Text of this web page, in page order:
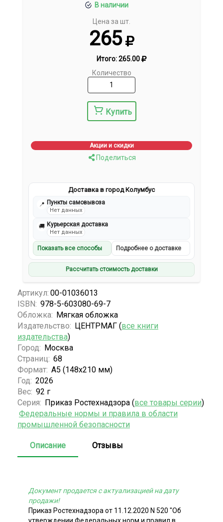
В наличии
Цена за шт.
265
Итого:265.00
Количество
Купить
Акции и скидки
Поделиться
Доставка в город Колумбус
📍 Пункты самовывоза
Нет данных
🚚 Курьерская доставка
Нет данных
Показать все способы Подробнее о доставке
Рассчитать стоимость доставки
Артикул: 00-01036013
ISBN: 978-5-603080-69-7
Обложка: Мягкая обложка
Издательство: ЦЕНТРМАГ (все книги
издательства)
Город: Москва
Страниц: 68
Формат: А5 (148x210 мм)
Год: 2026
Вес: 92 г
Серия: Приказ Ростехнадзора (все товары серии)
Федеральные нормы и правила в области
промышленной безопасности
Описание Отзывы
Документ продается с актуализацией на дату
продажи!
Приказ Ростехнадзора от 11.12.2020 N 520 "Об